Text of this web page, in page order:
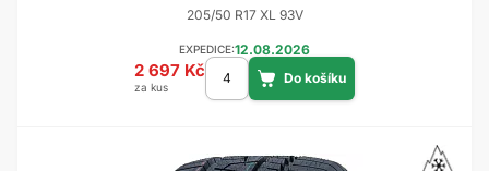
205/50 R17 XL 93V
EXPEDICE:12.08.2026
2 697 Kč
za kus